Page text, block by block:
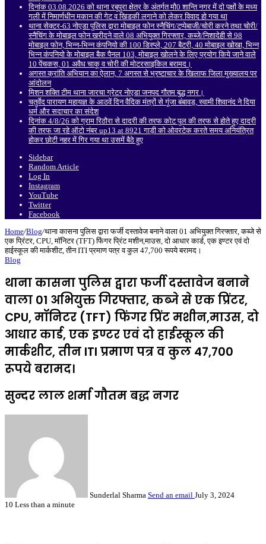
दिनांक 03.08.2026 को थाना रबूपुरा क्षेत्र के अंतर्गत मौ0 शान्ति नगर में दो पक्षों के मध्य
गली में निमार्णधीन मकान की गेट व खिडकी लगाने को लेकर विवाद हो गया था
थाना सेक्टर-63 नोएडा पुलिस द्वारा मोबाइल फोन स्नैचिंग/टप्पेबाजी/चोरी करने तथा चोरी/
स्नैचिंग के मोबाइल फोन खरीदने वाले 08 अभियुक्त गिरफ्तार, कब्जे/निशादेही से 98
मोबाइल फोन, भिन्न-भिन्न कंपनियो की 100 डिस्प्ले, 207 बैटरी, 40 मोबाइल खोखा, भिन्न
भिन्न कंपनियो के मोबाइल बैक पैनल 103, मोबाइल खोलने के लिए प्रयोग किये जाने वाले
10 पेंचकस, 01 अवैध चाकू व चोरी की मोटरसाइकिल बरामद।
अगस्त क्रांति अभियान का ऐलान, 7 अगस्त से भ्रष्टाचार के खिलाफ जिला मुख्यालय पर
आंदोलन
मिशन शक्ति टीम थाना जारचा ग्रेटर नोएडा जनपद गौतम बुद्ध नगर।
चतुर्वेद पारायण महायज्ञ के आठवें दिन वैदिक मंत्रों से गूंजा बंबावड़, स्वामी शिवानंद ने दिया
धर्म और सदाचार का संदेश
दिनांक 4/8/26 को ग्राम रिठौरा से दादरी की तरफ कोट पुल की तरफ से होते हुए दादरी
की तरफ जा रहे ऑटो नंबर up13 at 8921 गाड़ी को ओवरटेक करते समय अनियंत्रित
होकर छोटी नहर में गिर गया था उसमें बैठे हुए
Sidebar
Random Article
Log In
Instagram
YouTube
Twitter
Facebook
Home/Blog/थाना कासना पुलिस द्वारा फर्जी दस्तावेज बनाने वाला 01 अभियुक्त गिरफ्तार, कब्जे से
एक प्रिंटर, CPU, मॉनिटर (TFT) फिंगर प्रिंट मशीन,माउस, दो आधार कार्ड, एक इण्टर एवं दो
हाईस्कूल की मार्कशीट, तीन ITI प्रमाण पत्र व कुल 47,700 रूपये बरामद।
Blog
थाना कासना पुलिस द्वारा फर्जी दस्तावेज बनाने
वाला 01 अभियुक्त गिरफ्तार, कब्जे से एक प्रिंटर,
CPU, मॉनिटर (TFT) फिंगर प्रिंट मशीन,माउस, दो
आधार कार्ड, एक इण्टर एवं दो हाईस्कूल की
मार्कशीट, तीन ITI प्रमाण पत्र व कुल 47,700
रूपये बरामद।
सुन्दर लाल शर्मा गौतम बद्ध नगर
Sunderlal Sharma Send an email July 3, 2024
10 Less than a minute